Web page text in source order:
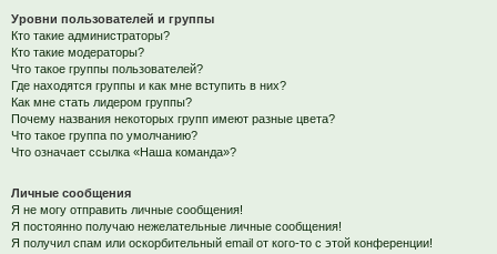
Уровни пользователей и группы
Кто такие администраторы?
Кто такие модераторы?
Что такое группы пользователей?
Где находятся группы и как мне вступить в них?
Как мне стать лидером группы?
Почему названия некоторых групп имеют разные цвета?
Что такое группа по умолчанию?
Что означает ссылка «Наша команда»?
Личные сообщения
Я не могу отправить личные сообщения!
Я постоянно получаю нежелательные личные сообщения!
Я получил спам или оскорбительный email от кого-то с этой конференции!